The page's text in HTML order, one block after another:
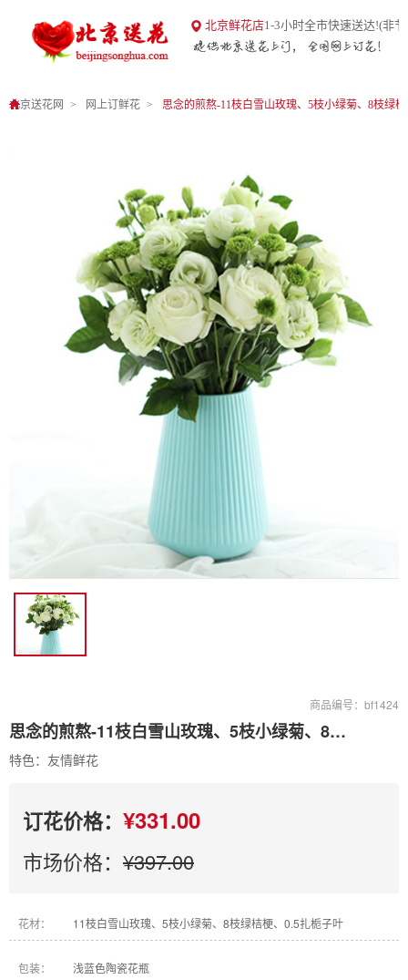
北京送花网
北京鲜花店1-3小时全市快速送达!(非
北京送花网 网上订鲜花 思念的煎熬-11枝白雪山玫瑰、5枝小绿菊、8枝绿
商品编号：bf1424
思念的煎熬-11枝白雪山玫瑰、5枝小绿菊、8枝绿桔梗
特色：友情鲜花
订花价格： ¥331.00
市场价格： ¥397.00
花材： 11枝白雪山玫瑰、5枝小绿菊、8枝绿桔梗、0.5扎栀子叶
包装： 浅蓝色陶瓷花瓶